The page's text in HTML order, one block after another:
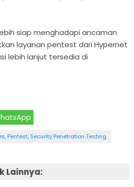
siap menghadapi ancaman
layanan pentest dari Hypernet
lebih lanjut tersedia di
, Pentest, Security Penetration Testing
Lainnya: